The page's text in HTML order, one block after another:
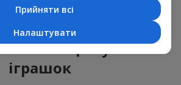
спогад про того, хто подарував
букетів і
іграшок
Прийняти всі
Налаштувати